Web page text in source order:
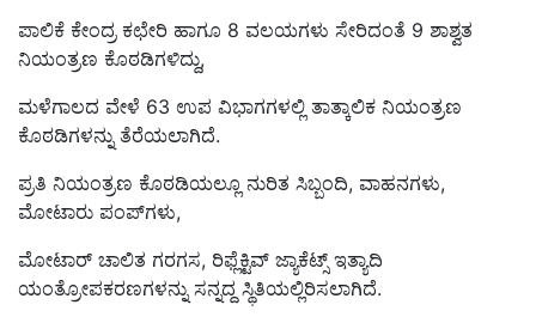
ಪಾಲಿಕೆ ಕೇಂದ್ರ ಕಛೇರಿ ಹಾಗೂ 8 ವಲಯಗಳು ಸೇರಿದಂತೆ 9 ಶಾಶ್ವತ
ನಿಯಂತ್ರಣ ಕೊಠಡಿಗಳಿದ್ದು,
ಮಳೆಗಾಲದ ವೇಳೆ 63 ಉಪ ವಿಭಾಗಗಳಲ್ಲಿ ತಾತ್ಕಾಲಿಕ ನಿಯಂತ್ರಣ
ಕೊಠಡಿಗಳನ್ನು ತೆರೆಯಲಾಗಿದೆ.
ಪ್ರತಿ ನಿಯಂತ್ರಣ ಕೊಠಡಿಯಲ್ಲೂ ನುರಿತ ಸಿಬ್ಬಂದಿ, ವಾಹನಗಳು,
ಮೋಟಾರು ಪಂಪ್‌ಗಳು,
ಮೋಟಾರ್ ಚಾಲಿತ ಗರಗಸ, ರಿಫ್ಲೆಕ್ಟಿವ್ ಜ್ಯಾಕೆಟ್ಸ್ ಇತ್ಯಾದಿ
ಯಂತ್ರೋಪಕರಣಗಳನ್ನು ಸನ್ನದ್ದ ಸ್ಥಿತಿಯಲ್ಲಿರಿಸಲಾಗಿದೆ.